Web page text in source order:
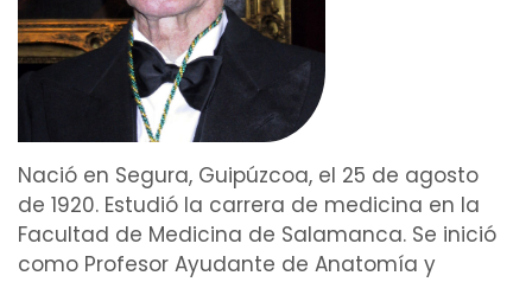
Nació en Segura, Guipúzcoa, el 25 de agosto
de 1920. Estudió la carrera de medicina en la
Facultad de Medicina de Salamanca. Se inició
como Profesor Ayudante de Anatomía y